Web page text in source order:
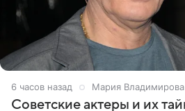
6 часов назад Мария Владимирова
Советские актеры и их